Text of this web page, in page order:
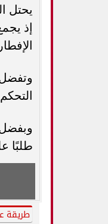
يحتل
إذ
طلبًا
طريقة